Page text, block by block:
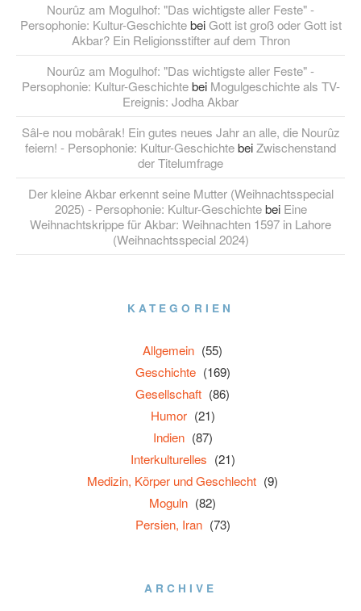
Nourûz am Mogulhof: "Das wichtigste aller Feste" -
Persophonie: Kultur-GeschichtebeiGott ist groß oder Gott ist
Akbar? Ein Religionsstifter auf dem Thron
Nourûz am Mogulhof: "Das wichtigste aller Feste" -
Persophonie: Kultur-Geschichtebei Mogulgeschichte als TV-
Ereignis: Jodha Akbar
Sâl-e nou mobârak! Ein gutes neues Jahr an alle, die Nourûz
feiern! - Persophonie: Kultur-GeschichtebeiZwischenstand
der Titelumfrage
Der kleine Akbar erkennt seine Mutter (Weihnachtsspecial
2025) - Persophonie: Kultur-Geschichtebei Eine
Weihnachtskrippe für Akbar: Weihnachten 1597 in Lahore
(Weihnachtsspecial 2024)
KATEGORIEN
Allgemein (55)
Geschichte (169)
Gesellschaft (86)
Humor (21)
Indien (87)
Interkulturelles (21)
Medizin, Körper und Geschlecht (9)
Moguln (82)
Persien, Iran (73)
ARCHIVE